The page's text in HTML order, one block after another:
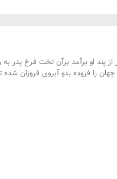
از پند او برآمد برآن تخت فرخ
را فزوده بدو آبروی فروزان